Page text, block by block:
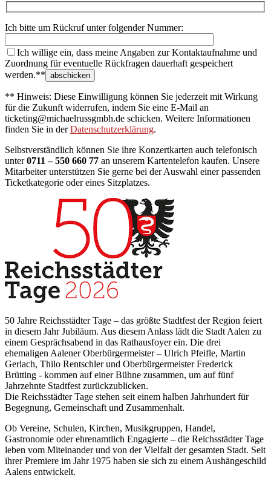
Ich bitte um Rückruf unter folgender Nummer:
Ich willige ein, dass meine Angaben zur Kontaktaufnahme und
Zuordnung für eventuelle Rückfragen dauerhaft gespeichert
werden.**
** Hinweis: Diese Einwilligung können Sie jederzeit mit Wirkung
für die Zukunft widerrufen, indem Sie eine E-Mail an
ticketing@michaelrussgmbh.de schicken. Weitere Informationen
finden Sie in derDatenschutzerklärung.
Selbstverständlich können Sie ihre Konzertkarten auch telefonisch
unter0711 – 550 660 77 an unserem Kartentelefon kaufen. Unsere
Mitarbeiter unterstützen Sie gerne bei der Auswahl einer passenden
Ticketkategorie oder eines Sitzplatzes.
50 Jahre Reichsstädter Tage – das größte Stadtfest der Region feiert
in diesem Jahr Jubiläum. Aus diesem Anlass lädt die Stadt Aalen zu
einem Gesprächsabend in das Rathausfoyer ein. Die drei
ehemaligen Aalener Oberbürgermeister – Ulrich Pfeifle, Martin
Gerlach, Thilo Rentschler und Oberbürgermeister Frederick
Brütting - kommen auf einer Bühne zusammen, um auf fünf
Jahrzehnte Stadtfest zurückzublicken.
Die Reichsstädter Tage stehen seit einem halben Jahrhundert für
Begegnung, Gemeinschaft und Zusammenhalt.
Ob Vereine, Schulen, Kirchen, Musikgruppen, Handel,
Gastronomie oder ehrenamtlich Engagierte – die Reichsstädter Tage
leben vom Miteinander und von der Vielfalt der gesamten Stadt. Seit
ihrer Premiere im Jahr 1975 haben sie sich zu einem Aushängeschild
Aalens entwickelt.